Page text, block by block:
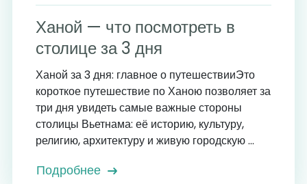
Ханой — что посмотреть в
столице за 3 дня
Ханой за 3 дня: главное о путешествииЭто
короткое путешествие по Ханою позволяет за
три дня увидеть самые важные стороны
столицы Вьетнама: её историю, культуру,
религию, архитектуру и живую городскую ...
Подробнее